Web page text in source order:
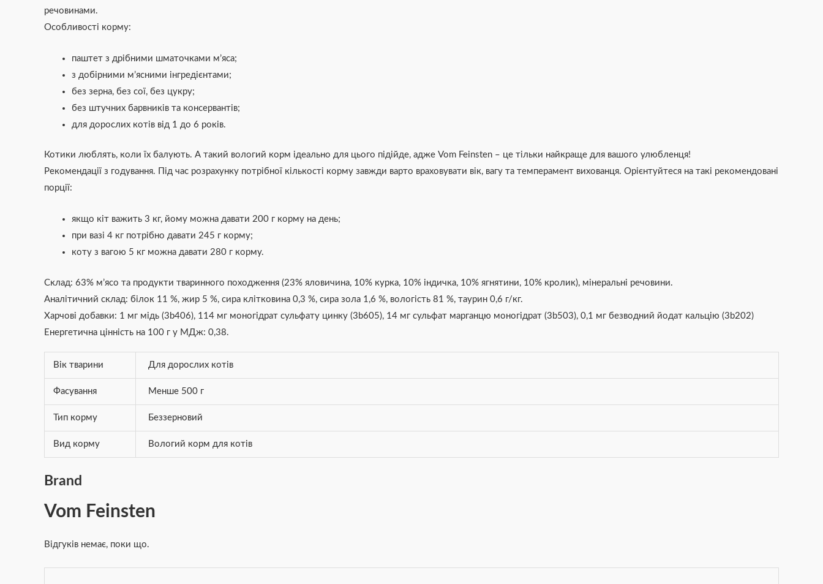
речовинами.
Особливості корму:
паштет з дрібними шматочками м’яса;
з добірними м’ясними інгредієнтами;
без зерна, без сої, без цукру;
без штучних барвників та консервантів;
для дорослих котів від 1 до 6 років.
Котики люблять, коли їх балують. А такий вологий корм ідеально для цього підійде, адже Vom Feinsten – це тільки найкраще для вашого улюбленця!
Рекомендації з годування. Під час розрахунку потрібної кількості корму завжди варто враховувати вік, вагу та темперамент вихованця. Орієнтуйтеся на такі рекомендовані
порції:
якщо кіт важить 3 кг, йому можна давати 200 г корму на день;
при вазі 4 кг потрібно давати 245 г корму;
коту з вагою 5 кг можна давати 280 г корму.
Склад: 63% м’ясо та продукти тваринного походження (23% яловичина, 10% курка, 10% індичка, 10% ягнятини, 10% кролик), мінеральні речовини.
Аналітичний склад: білок 11 %, жир 5 %, сира клітковина 0,3 %, сира зола 1,6 %, вологість 81 %, таурин 0,6 г/кг.
Харчові добавки: 1 мг мідь (3b406), 114 мг моногідрат сульфату цинку (3b605), 14 мг сульфат марганцю моногідрат (3b503), 0,1 мг безводний йодат кальцію (3b202)
Енергетична цінність на 100 г у МДж: 0,38.
Вік тварини Для дорослих котів
Фасування Менше 500 г
Тип корму Беззерновий
Вид корму Вологий корм для котів
Brand
Vom Feinsten
Відгуків немає, поки що.